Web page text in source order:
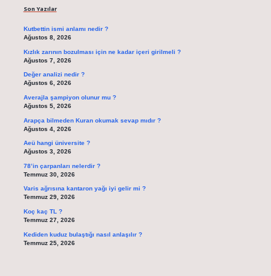
Son Yazılar
Kutbettin ismi anlamı nedir ?
Ağustos 8, 2026
Kızlık zarının bozulması için ne kadar içeri girilmeli ?
Ağustos 7, 2026
Değer analizi nedir ?
Ağustos 6, 2026
Averajla şampiyon olunur mu ?
Ağustos 5, 2026
Arapça bilmeden Kuran okumak sevap mıdır ?
Ağustos 4, 2026
Aeü hangi üniversite ?
Ağustos 3, 2026
78’in çarpanları nelerdir ?
Temmuz 30, 2026
Varis ağrısına kantaron yağı iyi gelir mi ?
Temmuz 29, 2026
Koç kaç TL ?
Temmuz 27, 2026
Kediden kuduz bulaştığı nasıl anlaşılır ?
Temmuz 25, 2026